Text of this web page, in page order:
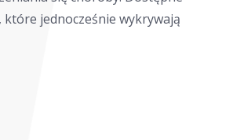
, które jednocześnie wykrywają